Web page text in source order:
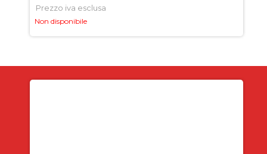
Prezzo iva esclusa
Non disponibile